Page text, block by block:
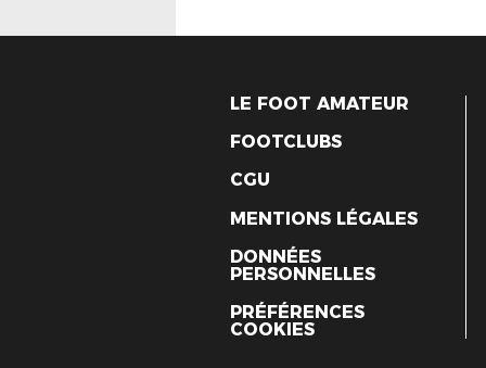
LE FOOT AMATEUR
FOOTCLUBS
CGU
MENTIONS LÉGALES
DONNÉES
PERSONNELLES
PRÉFÉRENCES
COOKIES